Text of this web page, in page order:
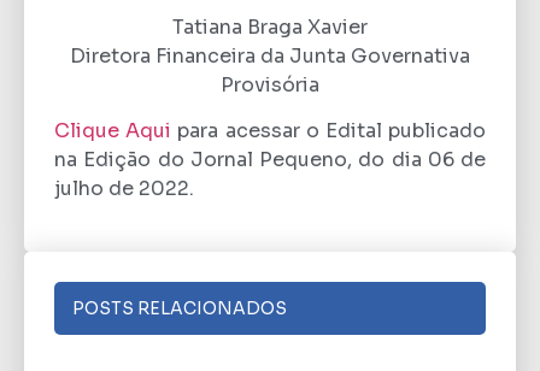
Tatiana Braga Xavier
Diretora Financeira da Junta Governativa
Provisória
Clique Aqui para acessar o Edital publicado
na Edição do Jornal Pequeno, do dia 06 de
julho de 2022.
POSTS RELACIONADOS